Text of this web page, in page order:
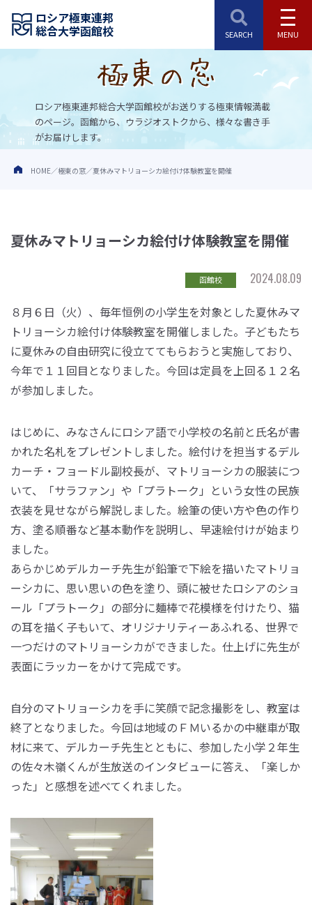
ロシア極東連邦
総合大学函館校
ロシア極東連邦総合大学函館校がお送りする極東情報満載
のページ。 函館から、ウラジオストクから、様々な書き手
がお届けします。
HOME 極東の窓 夏休みマトリョーシカ絵付け体験教室を開催
夏休みマトリョーシカ絵付け体験教室を開催
函館校
2024.08.09
８月６日（火）、毎年恒例の小学生を対象とした夏休みマ
トリョーシカ絵付け体験教室を開催しました。子どもたち
に夏休みの自由研究に役立ててもらおうと実施しており、
今年で１１回目となりました。今回は定員を上回る１２名
が参加しました。
はじめに、みなさんにロシア語で小学校の名前と氏名が書
かれた名札をプレゼントしました。絵付けを担当するデル
カーチ・フョードル副校長が、マトリョーシカの服装につ
いて、「サラファン」や「プラトーク」という女性の民族
衣装を見せながら解説しました。絵筆の使い方や色の作り
方、塗る順番など基本動作を説明し、早速絵付けが始まり
ました。
あらかじめデルカーチ先生が鉛筆で下絵を描いたマトリョ
ーシカに、思い思いの色を塗り、頭に被せたロシアのショ
ール「プラトーク」の部分に麺棒で花模様を付けたり、猫
の耳を描く子もいて、オリジナリティーあふれる、世界で
一つだけのマトリョーシカができました。仕上げに先生が
表面にラッカーをかけて完成です。
自分のマトリョーシカを手に笑顔で記念撮影をし、教室は
終了となりました。今回は地域のＦＭいるかの中継車が取
材に来て、デルカーチ先生とともに、参加した小学２年生
の佐々木嶺くんが生放送のインタビューに答え、「楽しか
った」と感想を述べてくれました。